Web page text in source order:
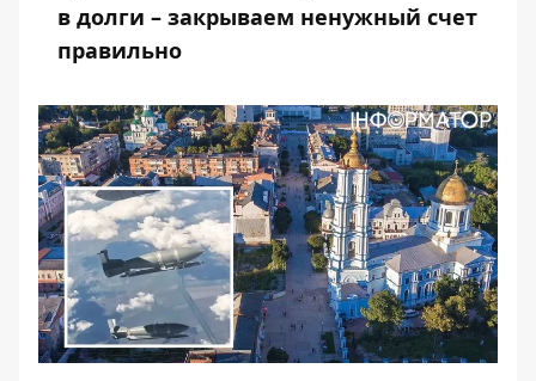
в долги – закрываем ненужный счет
правильно